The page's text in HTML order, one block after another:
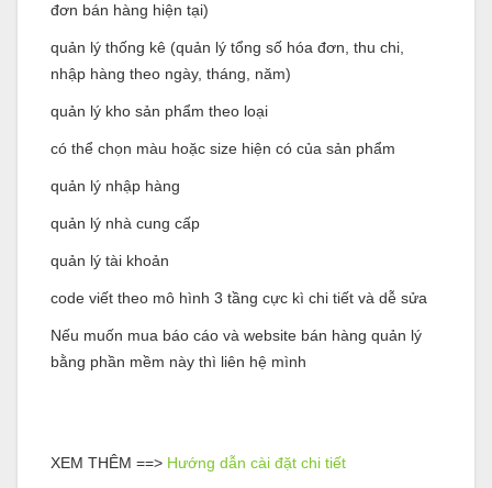
đơn bán hàng hiện tại)
quản lý thống kê (quản lý tổng số hóa đơn, thu chi,
nhập hàng theo ngày, tháng, năm)
quản lý kho sản phẩm theo loại
có thể chọn màu hoặc size hiện có của sản phẩm
quản lý nhập hàng
quản lý nhà cung cấp
quản lý tài khoản
code viết theo mô hình 3 tầng cực kì chi tiết và dễ sửa
Nếu muốn mua báo cáo và website bán hàng quản lý
bằng phần mềm này thì liên hệ mình
XEM THÊM ==> Hướng dẫn cài đặt chi tiết